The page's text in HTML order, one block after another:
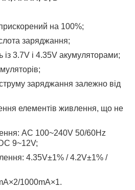
на 100%;
заряджання;
із 3.7V і 4.35V акумуляторами;
заряджання залежно від
елементів живлення, що не
AC 100~240V 50/60Hz
9~12V;
4.35V±1% / 4.2V±1% /
1000mA×1.